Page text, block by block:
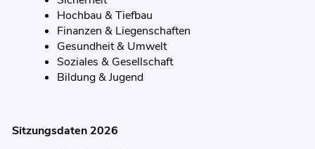
Hochbau & Tiefbau
Finanzen & Liegenschaften
Gesundheit & Umwelt
Soziales & Gesellschaft
Bildung & Jugend
Sitzungsdaten 2026